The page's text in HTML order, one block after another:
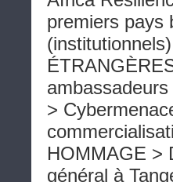
premiers pays
>
HOMMAGE >
général à